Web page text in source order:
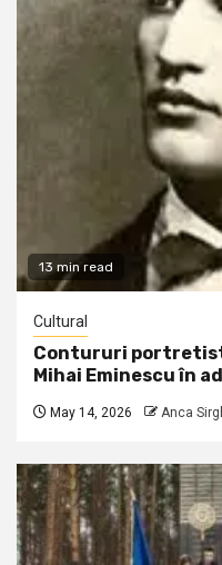
13 min read
Cultural
Contururi
Mihai Eminescu în
May 14, 2026 Anca